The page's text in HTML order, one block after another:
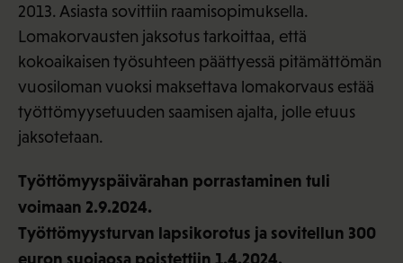
2013. Asiasta sovittiin raamisopimuksella.
Lomakorvausten jaksotus tarkoittaa, että
kokoaikaisen työsuhteen päättyessä pitämättömän
vuosiloman vuoksi maksettava lomakorvaus estää
työttömyysetuuden saamisen ajalta, jolle etuus
jaksotetaan.
Työttömyyspäivärahan porrastaminen tuli
voimaan 2.9.2024.
Työttömyysturvan lapsikorotus ja sovitellun 300
euron suojaosa poistettiin 1.4.2024.